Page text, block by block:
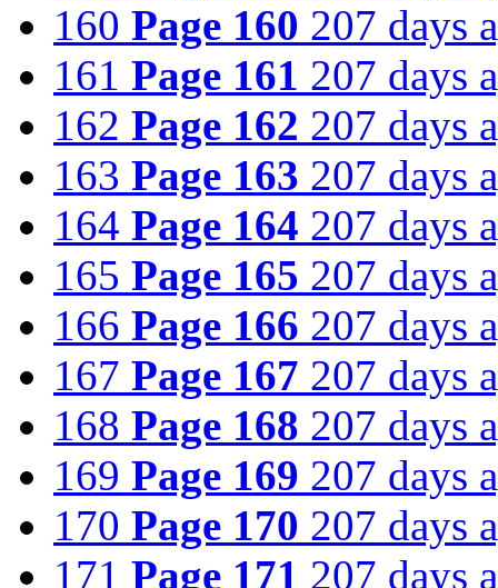
160 Page 160 207 days
161 Page 161 207 days
162 Page 162 207 days
163 Page 163 207 days
164 Page 164 207 days
165 Page 165 207 days
166 Page 166 207 days
167 Page 167 207 days
168 Page 168 207 days
169 Page 169 207 days
170 Page 170 207 days
171 Page 171 207 days